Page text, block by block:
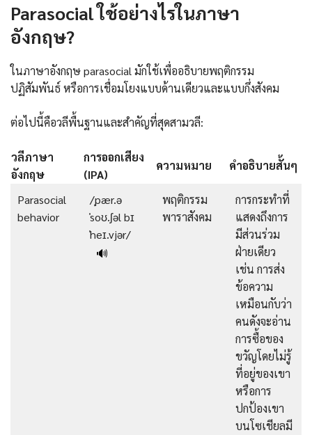
Parasocial ใช้อย่างไรในภาษา
อังกฤษ?
ในภาษาอังกฤษ parasocial มักใช้เพื่ออธิบายพฤติกรรม
ปฏิสัมพันธ์ หรือการเชื่อมโยงแบบด้านเดียวและแบบกึ่งสังคม
ต่อไปนี้คือวลีพื้นฐานและสำคัญที่สุดสามวลี:
วลีภาษา
อังกฤษ
การออกเสียง
(IPA)
ความหมาย คำอธิบายสั้นๆ
Parasocial
behavior
/ˌpær.ə
ˈsoʊ.ʃəl bɪ
ˈheɪ.vjər/
🔊
พฤติกรรม
พาราสังคม
การกระทำที่
แสดงถึงการ
มีส่วนร่วม
ฝ่ายเดียว
เช่น การส่ง
ข้อความ
เหมือนกับว่า
คนดังจะอ่าน
การซื้อของ
ขวัญโดยไม่รู้
ที่อยู่ของเขา
หรือการ
ปกป้องเขา
บนโซเชียลมี